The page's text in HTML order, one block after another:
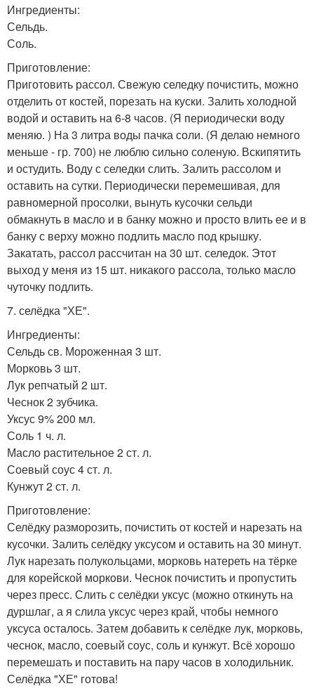
Ингредиенты:
Сельдь.
Соль.
Приготовление:
Приготовить рассол. Свежую селедку почистить, можно
отделить от костей, порезать на куски. Залить холодной
водой и оставить на 6-8 часов. (Я периодически воду
меняю. ) На 3 литра воды пачка соли. (Я делаю немного
меньше - гр. 700) не люблю сильно соленую. Вскипятить
и остудить. Воду с селедки слить. Залить рассолом и
оставить на сутки. Периодически перемешивая, для
равномерной просолки, вынуть кусочки сельди
обмакнуть в масло и в банку можно и просто влить ее и в
банку с верху можно подлить масло под крышку.
Закатать, рассол рассчитан на 30 шт. селедок. Этот
выход у меня из 15 шт. никакого рассола, только масло
чуточку подлить.
7. селёдка "ХЕ".
Ингредиенты:
Сельдь св. Мороженная 3 шт.
Морковь 3 шт.
Лук репчатый 2 шт.
Чеснок 2 зубчика.
Уксус 9% 200 мл.
Соль 1 ч. л.
Масло растительное 2 ст. л.
Соевый соус 4 ст. л.
Кунжут 2 ст. л.
Приготовление:
Селёдку разморозить, почистить от костей и нарезать на
кусочки. Залить селёдку уксусом и оставить на 30 минут.
Лук нарезать полукольцами, морковь натереть на тёрке
для корейской моркови. Чеснок почистить и пропустить
через пресс. Слить с селёдки уксус (можно откинуть на
дуршлаг, а я слила уксус через край, чтобы немного
уксуса осталось. Затем добавить к селёдке лук, морковь,
чеснок, масло, соевый соус, соль и кунжут. Всё хорошо
перемешать и поставить на пару часов в холодильник.
Селёдка "ХЕ" готова!